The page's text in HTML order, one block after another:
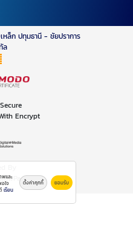
หล็ก ปทุมธานี - ชัยปราการ
ล
Encrypt
By
พและ
ใจ
เรียน
ตั้งค่าคุกกี้ ยอมรับ